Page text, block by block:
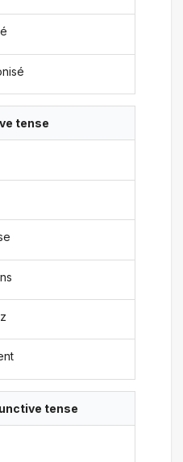
tense
tense